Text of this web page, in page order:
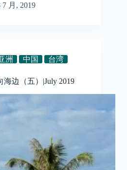
7 月, 2019
洲 中国 台湾
边（五）|July 2019